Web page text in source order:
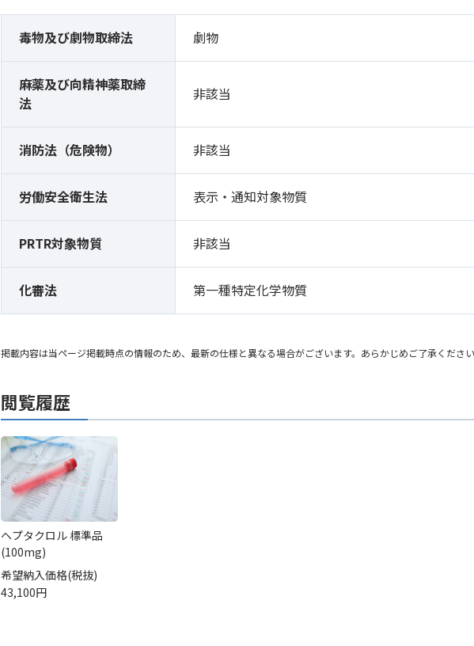
毒物及び劇物取締法 劇物
麻薬及び向精神薬取締
法
非該当
消防法（危険物） 非該当
労働安全衛生法 表示・通知対象物質
PRTR対象物質 非該当
化審法 第一種特定化学物質
掲載内容は当ページ掲載時点の情報のため、最新の仕様と異なる場合がございます。あらかじめご了承くださ
閲覧履歴
ヘプタクロル 標準品
(100mg)
希望納入価格(税抜)
43,100円